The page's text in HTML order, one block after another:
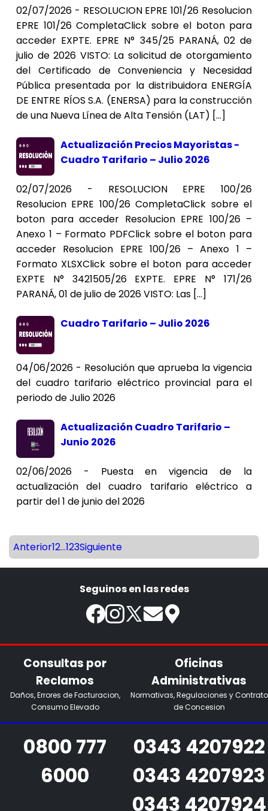
02/07/2026 - RESOLUCION EPRE 101/26 Resolucion
EPRE 101/26 CompletaClick sobre el boton para
acceder EXPTE. EPRE N° 345/25 PARANÁ, 02 de
julio de 2026 VISTO: La solicitud de otorgamiento
del Certificado de Conveniencia y Necesidad
Pública presentada por la distribuidora ENERGÍA
DE ENTRE RÍOS S.A. (ENERSA) para la construcción
de una Nueva Línea de Alta Tensión (LAT) […]
Actualización Precios Mayoristas -
Cuadro Tarifario – Julio 2026
02/07/2026 - RESOLUCION EPRE 100/26
Resolucion EPRE 100/26 CompletaClick sobre el
boton para acceder Resolucion EPRE 100/26 –
Anexo 1 – Formato PDFClick sobre el boton para
acceder Resolucion EPRE 100/26 – Anexo 1 –
Formato XLSXClick sobre el boton para acceder
EXPTE N° 3421505/26 EXPTE. EPRE N° 171/26
PARANÁ, 01 de julio de 2026 VISTO: Las […]
Cuadro Tarifario – Julio 2026
04/06/2026 - Resolución que aprueba la vigencia
del cuadro tarifario eléctrico provincial para el
periodo de Julio 2026
Actualización Cuadro Tarifario –
Junio 2026
02/06/2026 - Puesta en vigencia de la
actualización del cuadro tarifario eléctrico a
partir del 1 de junio del 2026
Anterior12...123Siguiente
Seguinos en las redes
Consultas por
Reclamos
Daños, Errores de Facturacion,
Consumo Elevado
0800 777
6000
Oficinas
Administrativas
Normativas, Regulaciones y Contrato
de Concesion
0343 4207922
0343 4207923
0343 4207924